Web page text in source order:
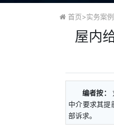
首页>实务案例
屋内
编者按：
中介要求其提
部诉求。